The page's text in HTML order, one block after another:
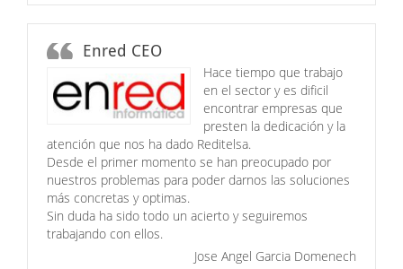
Enred CEO
Hace tiempo que trabajo
en el sector y es dificil
encontrar empresas que
presten la dedicación y la
atención que nos ha dado Reditelsa.
Desde el primer momento se han preocupado por
nuestros problemas para poder darnos las soluciones
más concretas y optimas.
Sin duda ha sido todo un acierto y seguiremos
trabajando con ellos.
Jose Angel Garcia Domenech